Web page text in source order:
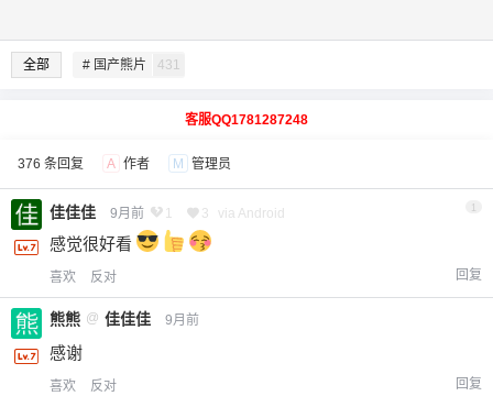
全部 # 国产熊片 431
客服QQ1781287248
376 条回复 A 作者 M 管理员
佳佳佳 9月前 1 3 via Android 1
感觉很好看
喜欢 反对 回复
熊熊 @ 佳佳佳 9月前
感谢
喜欢 反对 回复